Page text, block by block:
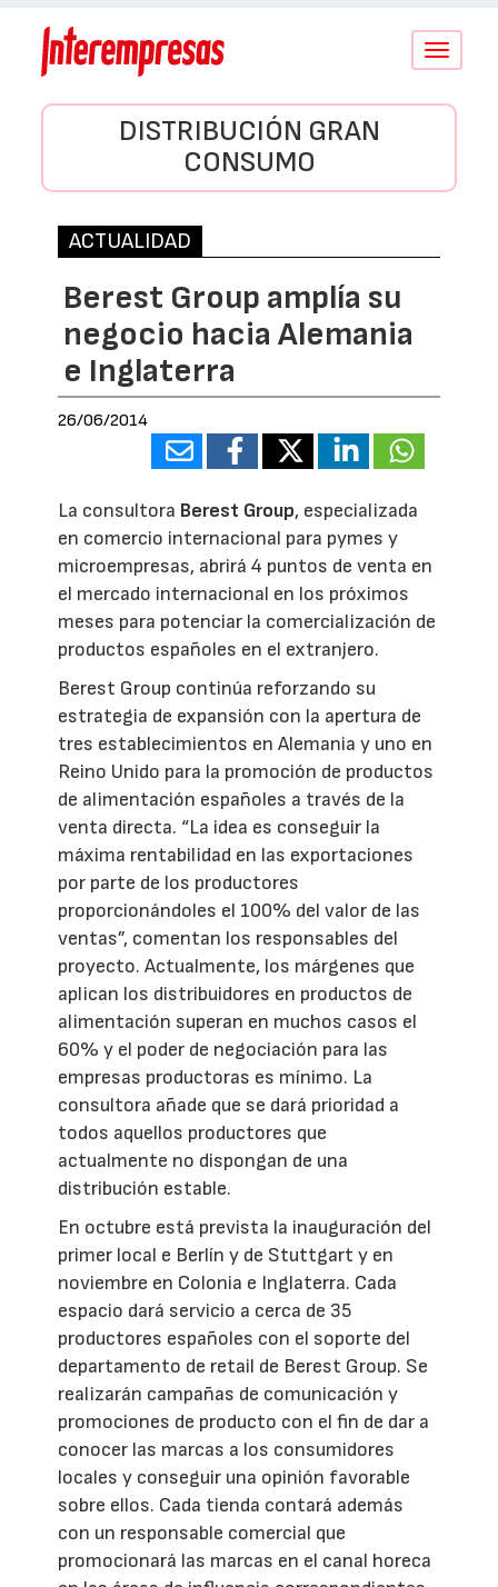
Conmutar
DISTRIBUCIÓN GRAN
CONSUMO
ACTUALIDAD
Berest Group amplía su
negocio hacia Alemania
e Inglaterra
26/06/2014
La consultora Berest Group, especializada
en comercio internacional para pymes y
microempresas, abrirá 4 puntos de venta en
el mercado internacional en los próximos
meses para potenciar la comercialización de
productos españoles en el extranjero.
Berest Group continúa reforzando su
estrategia de expansión con la apertura de
tres establecimientos en Alemania y uno en
Reino Unido para la promoción de productos
de alimentación españoles a través de la
venta directa. “La idea es conseguir la
máxima rentabilidad en las exportaciones
por parte de los productores
proporcionándoles el 100% del valor de las
ventas”, comentan los responsables del
proyecto. Actualmente, los márgenes que
aplican los distribuidores en productos de
alimentación superan en muchos casos el
60% y el poder de negociación para las
empresas productoras es mínimo. La
consultora añade que se dará prioridad a
todos aquellos productores que
actualmente no dispongan de una
distribución estable.
En octubre está prevista la inauguración del
primer local e Berlín y de Stuttgart y en
noviembre en Colonia e Inglaterra. Cada
espacio dará servicio a cerca de 35
productores españoles con el soporte del
departamento de retail de Berest Group. Se
realizarán campañas de comunicación y
promociones de producto con el fin de dar a
conocer las marcas a los consumidores
locales y conseguir una opinión favorable
sobre ellos. Cada tienda contará además
con un responsable comercial que
promocionará las marcas en el canal horeca